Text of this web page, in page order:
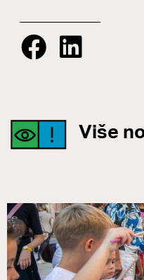
Više